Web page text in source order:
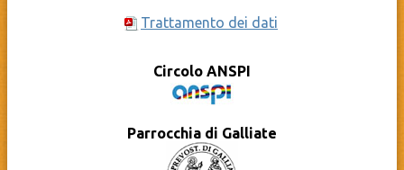
Trattamento dei dati
Circolo ANSPI
Parrocchia di Galliate